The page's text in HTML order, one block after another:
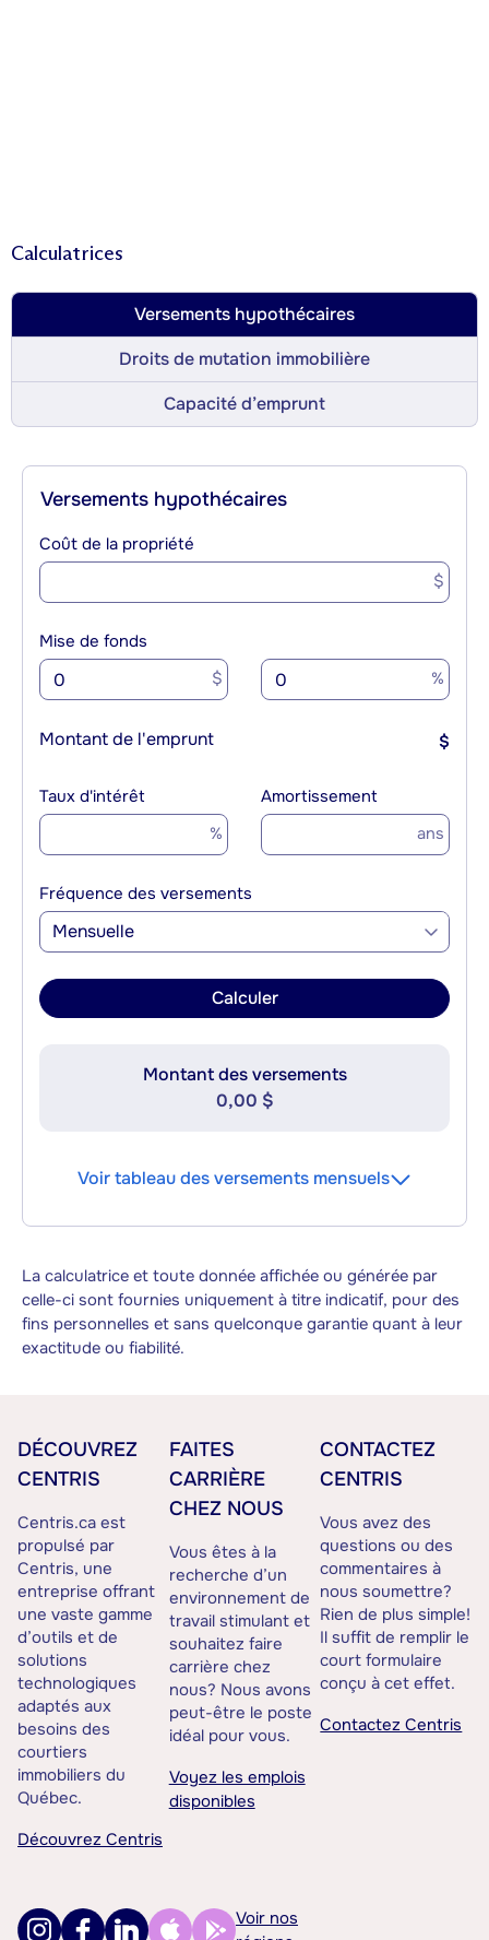
Calculatrices
Versements hypothécaires
Droits de mutation immobilière
Capacité d’emprunt
Versements hypothécaires
Coût de la propriété
$
Mise de fonds
$ %
Montant de l'emprunt $
Taux d'intérêt
%
Amortissement
ans
Fréquence des versements
Mensuelle
Calculer
Montant des versements
0,00 $
Voir tableau des versements mensuels
La calculatrice et toute donnée affichée ou générée par
celle-ci sont fournies uniquement à titre indicatif, pour des
fins personnelles et sans quelconque garantie quant à leur
exactitude ou fiabilité.
DÉCOUVREZ
CENTRIS
Centris.ca est
propulsé par
Centris, une
entreprise offrant
une vaste gamme
d’outils et de
solutions
technologiques
adaptés aux
besoins des
courtiers
immobiliers du
Québec.
Découvrez Centris
FAITES
CARRIÈRE
CHEZ NOUS
Vous êtes à la
recherche d’un
environnement de
travail stimulant et
souhaitez faire
carrière chez
nous? Nous avons
peut-être le poste
idéal pour vous.
Voyez les emplois
disponibles
CONTACTEZ
CENTRIS
Vous avez des
questions ou des
commentaires à
nous soumettre?
Rien de plus simple!
Il suffit de remplir le
court formulaire
conçu à cet effet.
Contactez Centris
Voir nos